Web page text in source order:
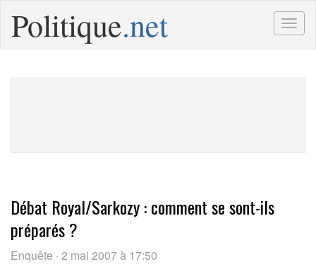
Politique.net
Débat Royal/Sarkozy : comment se sont-ils
préparés ?
Enquête · 2 mai 2007 à 17:50